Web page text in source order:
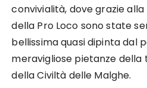
convivialità, dove grazie
della Pro Loco sono state
bellissima quasi dipinta dal
meravigliose pietanze della
della Civiltà delle Malghe.